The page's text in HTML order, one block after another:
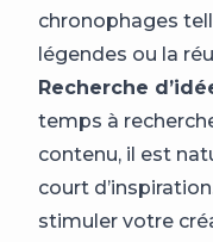
chronophages
légendes ou la
Recherche
temps à
contenu, il est
court
stimuler votre